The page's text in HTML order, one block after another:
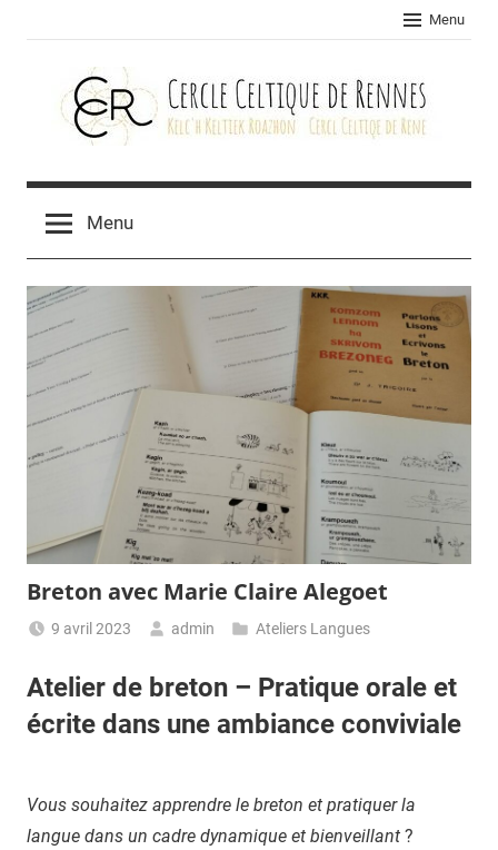
Menu
Cercle
celtique
de
Rennes
Menu
Breton avec Marie Claire Alegoet
9 avril 2023 admin Ateliers Langues
Atelier de breton – Pratique orale et
écrite dans une ambiance conviviale
Vous souhaitez apprendre le breton et pratiquer la
langue dans un cadre dynamique et bienveillant ?